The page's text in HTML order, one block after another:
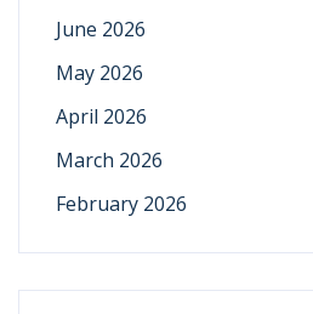
June 2026
May 2026
April 2026
March 2026
February 2026